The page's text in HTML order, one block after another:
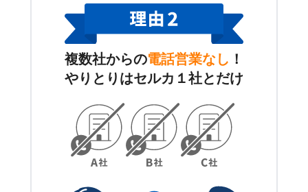
複数社からの電話営業なし ！
やりとりはセルカ１社とだけ